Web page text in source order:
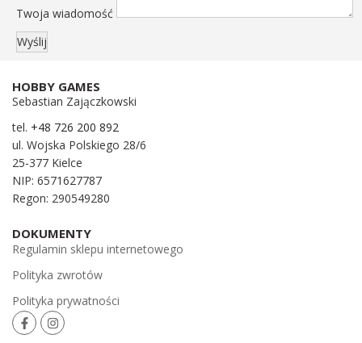
Twoja wiadomość
HOBBY GAMES
Sebastian Zajączkowski
tel. +48 726 200 892
ul. Wojska Polskiego 28/6
25-377 Kielce
NIP: 6571627787
Regon: 290549280
DOKUMENTY
Regulamin sklepu internetowego
Polityka zwrotów
Polityka prywatności